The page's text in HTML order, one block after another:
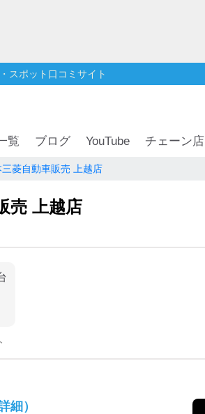
スポット口コミサイト
覧 ブログ YouTube チェーン店
菱自動車販売 上越店
売 上越店
細）